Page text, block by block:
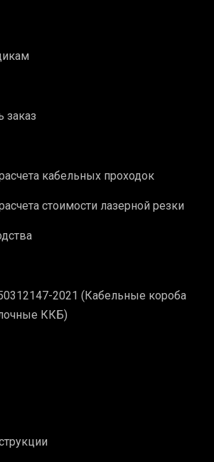
заказ
кабельных проходок
стоимости лазерной резки
2021 (Кабельные короба
ККБ)